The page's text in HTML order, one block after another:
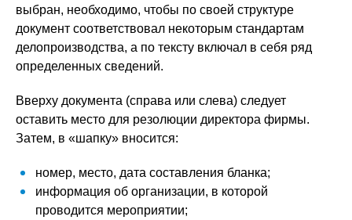
выбран, необходимо, чтобы по своей структуре
документ соответствовал некоторым стандартам
делопроизводства, а по тексту включал в себя ряд
определенных сведений.
Вверху документа (справа или слева) следует
оставить место для резолюции директора фирмы.
Затем, в «шапку» вносится:
номер, место, дата составления бланка;
информация об организации, в которой
проводится мероприятии;